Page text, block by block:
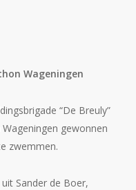
Wageningen
“De Breuly”
gewonnen
zwemmen.
Sander de Boer,